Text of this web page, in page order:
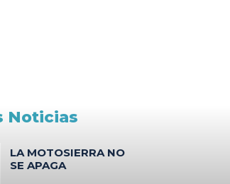
Noticias
LA MOTOSIERRA NO
SE APAGA